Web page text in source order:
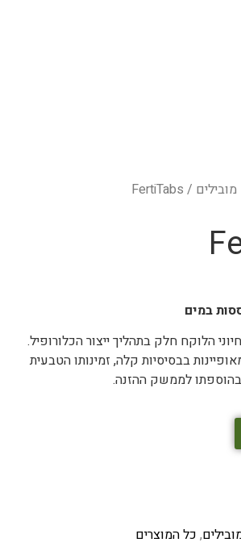
/ FertiTabs
במים
הלוקח חלק בתהליך ייצור הכלורופיל.
בבסיסיות קלה, זמינותו הטבעית
בהוספתו לממשק ההזנה.
, כל המוצרים